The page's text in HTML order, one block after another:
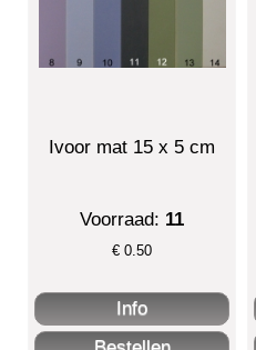
Ivoor mat 15 x 5 cm
Voorraad: 11
€0.50